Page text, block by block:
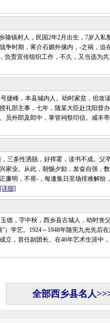
镇村人，民国2年2月出生，7岁入私
争时期，蒋介石媚外攘内，-之祸，
负责宣传组织工作，不久，又当选为
峰，本县城内人。幼时家贫，但攻
礼部主事，七年，随某大臣赴沈阳督
员外郎及郎中，掌管祠祭印信。咸丰
多性洒脱，好挥霍，读书不成。父
家业。从此，朝惕夕励，发奋自强，
廉明，不畏-，每逢集日至场排难解
[详细]
，字中秋，西乡县古城人，幼时丧
）学艺。1924～1948年随宪九光先后
立，首任副团长。在46年艺术生涯中
全部西乡县名人